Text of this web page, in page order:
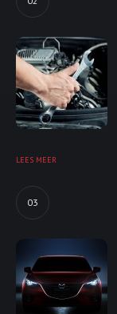
LEES MEER
03